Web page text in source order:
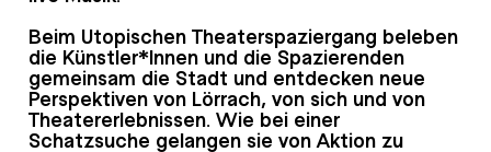
Beim Utopischen Theaterspaziergang beleben
die Künstler*Innen und die Spazierenden
gemeinsam die Stadt und entdecken neue
Perspektiven von Lörrach, von sich und von
Theatererlebnissen. Wie bei einer
Schatzsuche gelangen sie von Aktion zu